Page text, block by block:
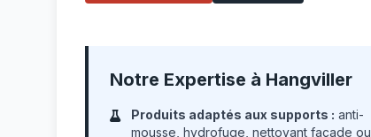
Notre Expertise à Hangviller
Produits adaptés aux supports : anti-
mousse, hydrofuge, nettoyant façade ou